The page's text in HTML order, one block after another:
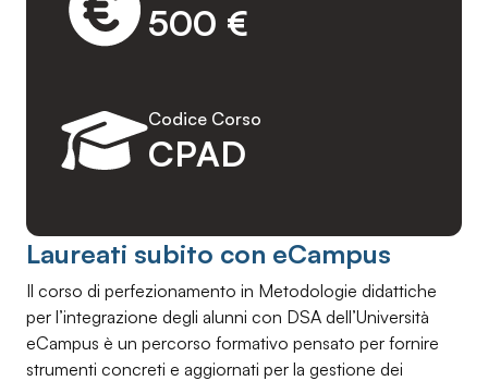
500 €
CPAD
Codice Corso
Laureati subito con eCampus
Il corso di perfezionamento in Metodologie didattiche
per l’integrazione degli alunni con DSA dell’Università
eCampus è un percorso formativo pensato per fornire
strumenti concreti e aggiornati per la gestione dei